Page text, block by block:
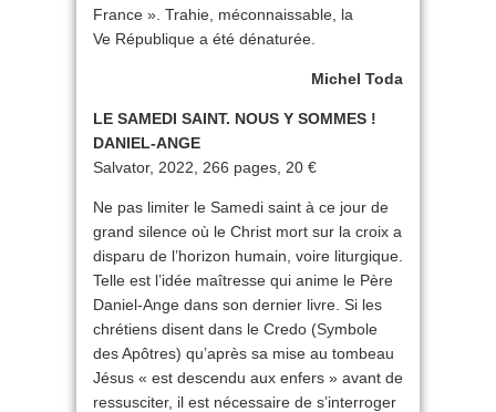
France ». Trahie, méconnaissable, la
Ve République a été dénaturée.
Michel Toda
LE SAMEDI SAINT. NOUS Y SOMMES !
DANIEL-ANGE
Salvator, 2022, 266 pages, 20 €
Ne pas limiter le Samedi saint à ce jour de
grand silence où le Christ mort sur la croix a
disparu de l’horizon humain, voire liturgique.
Telle est l’idée maîtresse qui anime le Père
Daniel-Ange dans son dernier livre. Si les
chrétiens disent dans le Credo (Symbole
des Apôtres) qu’après sa mise au tombeau
Jésus « est descendu aux enfers » avant de
ressusciter, il est nécessaire de s’interroger